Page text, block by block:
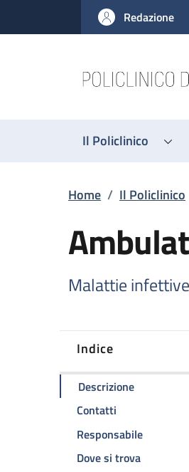
al contenuto principale
to footer content
Redazione
Il Policlinico
Briciole
Home / Il Policlinico
Malattie infettive
Indice
Descrizionedella
Contatti
Responsabiledella
Dove si trovadella